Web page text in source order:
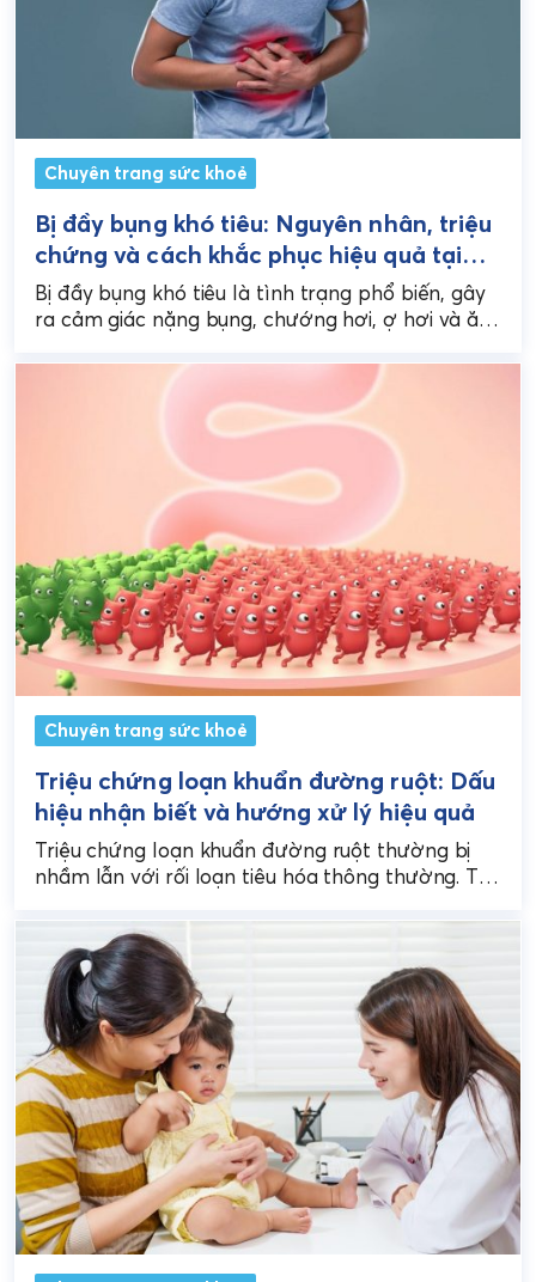
Chuyên trang sức khoẻ
Bị đầy bụng khó tiêu: Nguyên nhân, triệu
chứng và cách khắc phục hiệu quả tại
nhà
Bị đầy bụng khó tiêu là tình trạng phổ biến, gây
ra cảm giác nặng bụng, chướng hơi, ợ hơi và ăn
Chuyên trang sức khoẻ
Triệu chứng loạn khuẩn đường ruột: Dấu
hiệu nhận biết và hướng xử lý hiệu quả
Triệu chứng loạn khuẩn đường ruột thường bị
nhầm lẫn với rối loạn tiêu hóa thông thường. Tuy